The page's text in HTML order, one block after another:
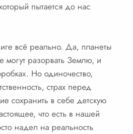
пытается до нас
всё реально. Да, планеты
разорвать Землю, и
Но одиночество,
страх перед
сохранить в себе детскую
что есть в нашей
надел на реальность